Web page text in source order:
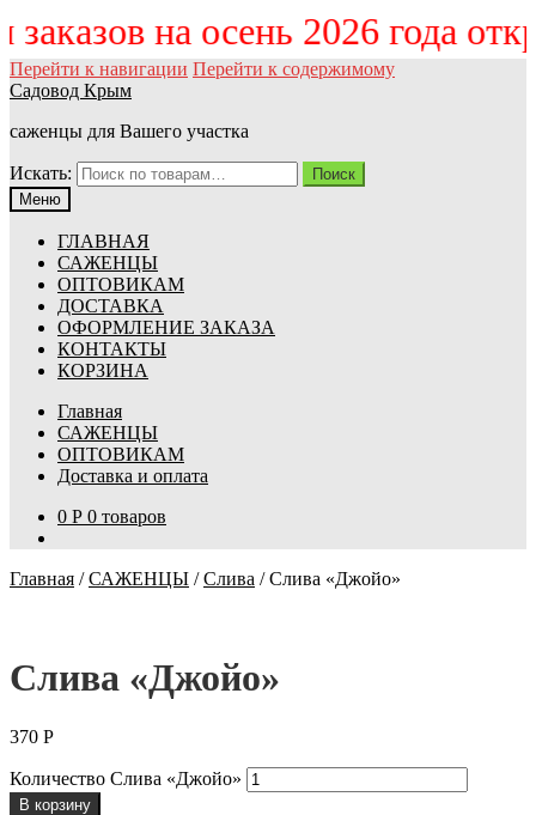
заказов на осень 2026 года
Перейти к навигации Перейти к содержимому
Садовод Крым
саженцы для Вашего участка
Искать:
Поиск
Меню
ГЛАВНАЯ
САЖЕНЦЫ
ОПТОВИКАМ
ДОСТАВКА
ОФОРМЛЕНИЕ ЗАКАЗА
КОНТАКТЫ
КОРЗИНА
Главная
САЖЕНЦЫ
ОПТОВИКАМ
Доставка и оплата
0 Р 0 товаров
Главная /САЖЕНЦЫ /Слива /Слива «Джойо»
Слива «Джойо»
370 Р
Количество Слива «Джойо»
В корзину